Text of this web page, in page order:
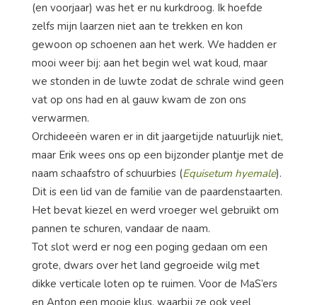
(en voorjaar) was het er nu kurkdroog. Ik hoefde
zelfs mijn laarzen niet aan te trekken en kon
gewoon op schoenen aan het werk. We hadden er
mooi weer bij: aan het begin wel wat koud, maar
we stonden in de luwte zodat de schrale wind geen
vat op ons had en al gauw kwam de zon ons
verwarmen.
Orchideeën waren er in dit jaargetijde natuurlijk niet,
maar Erik wees ons op een bijzonder plantje met de
naam schaafstro of schuurbies (Equisetum hyemale).
Dit is een lid van de familie van de paardenstaarten.
Het bevat kiezel en werd vroeger wel gebruikt om
pannen te schuren, vandaar de naam.
Tot slot werd er nog een poging gedaan om een
grote, dwars over het land gegroeide wilg met
dikke verticale loten op te ruimen. Voor de MaS’ers